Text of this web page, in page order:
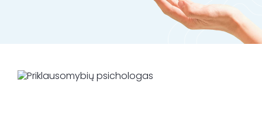
Registracija